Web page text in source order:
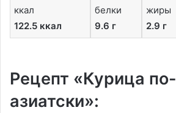
ккал
122.5 ккал
белки
9.6 г
жиры
2.9 г
Рецепт «Курица по-
азиатски»: